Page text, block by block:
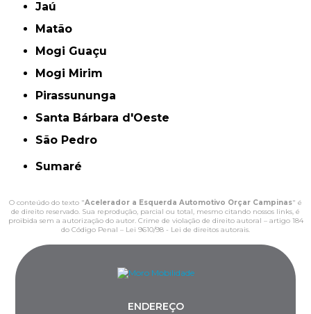
Jaú
Matão
Mogi Guaçu
Mogi Mirim
Pirassununga
Santa Bárbara d'Oeste
São Pedro
Sumaré
O conteúdo do texto "Acelerador a Esquerda Automotivo Orçar Campinas" é
de direito reservado. Sua reprodução, parcial ou total, mesmo citando nossos links, é
proibida sem a autorização do autor. Crime de violação de direito autoral – artigo 184
do Código Penal – Lei 9610/98 - Lei de direitos autorais.
ENDEREÇO